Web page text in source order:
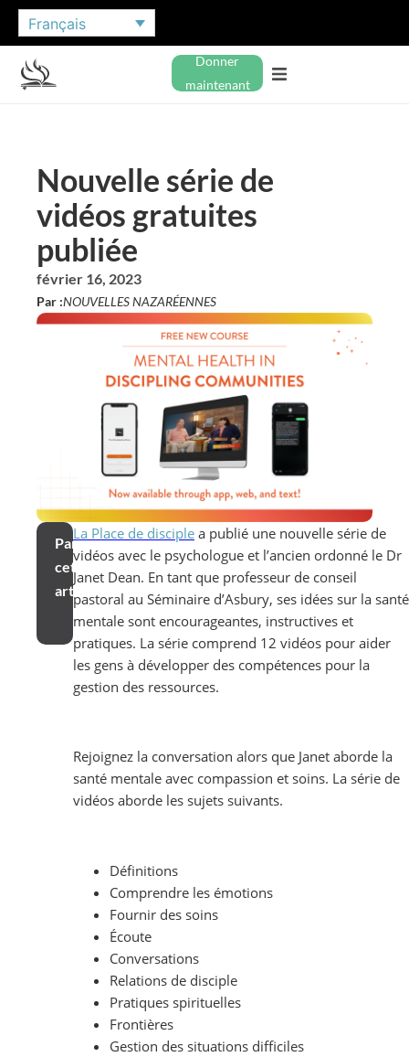
Français
Donner
maintenant
Nouvelle série de
vidéos gratuites
publiée
février 16, 2023
Par :NOUVELLES NAZARÉENNES
Partager
cet
article
La Place de disciple a publié une nouvelle série de
vidéos avec le psychologue et l’ancien ordonné le Dr
Janet Dean. En tant que professeur de conseil
pastoral au Séminaire d’Asbury, ses idées sur la santé
mentale sont encourageantes, instructives et
pratiques. La série comprend 12 vidéos pour aider
les gens à développer des compétences pour la
gestion des ressources.
Rejoignez la conversation alors que Janet aborde la
santé mentale avec compassion et soins. La série de
vidéos aborde les sujets suivants.
Définitions
Comprendre les émotions
Fournir des soins
Écoute
Conversations
Relations de disciple
Pratiques spirituelles
Frontières
Gestion des situations difficiles